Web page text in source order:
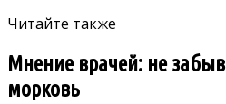
Читайте также
Мнение врачей: не
морковь